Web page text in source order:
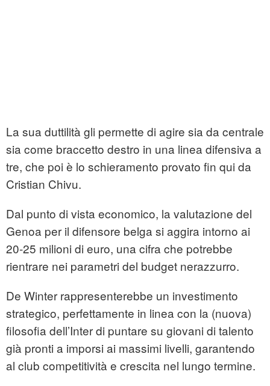
La sua duttilità gli permette di agire sia da centrale
sia come braccetto destro in una linea difensiva a
tre, che poi è lo schieramento provato fin qui da
Cristian Chivu.
Dal punto di vista economico, la valutazione del
Genoa per il difensore belga si aggira intorno ai
20-25 milioni di euro, una cifra che potrebbe
rientrare nei parametri del budget nerazzurro.
De Winter rappresenterebbe un investimento
strategico, perfettamente in linea con la (nuova)
filosofia dell’Inter di puntare su giovani di talento
già pronti a imporsi ai massimi livelli, garantendo
al club competitività e crescita nel lungo termine.